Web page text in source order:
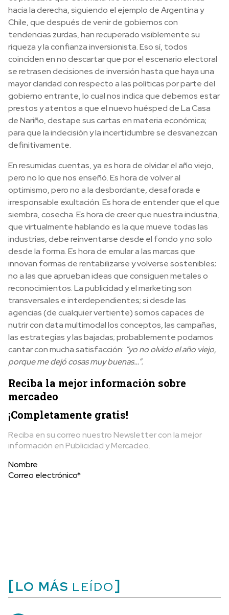
hacia la derecha, siguiendo el ejemplo de Argentina y
Chile, que después de venir de gobiernos con
tendencias zurdas, han recuperado visiblemente su
riqueza y la confianza inversionista. Eso sí, todos
coinciden en no descartar que por el escenario electoral
se retrasen decisiones de inversión hasta que haya una
mayor claridad con respecto a las políticas por parte del
gobierno entrante, lo cual nos indica que debemos estar
prestos y atentos a que el nuevo huésped de La Casa
de Nariño, destape sus cartas en materia económica;
para que la indecisión y la incertidumbre se desvanezcan
definitivamente.
En resumidas cuentas, ya es hora de olvidar el año viejo,
pero no lo que nos enseñó. Es hora de volver al
optimismo, pero no a la desbordante, desaforada e
irresponsable exultación. Es hora de entender que el que
siembra, cosecha. Es hora de creer que nuestra industria,
que virtualmente hablando es la que mueve todas las
industrias, debe reinventarse desde el fondo y no solo
desde la forma. Es hora de emular a las marcas que
innovan formas de rentabilizarse y volverse sostenibles;
no a las que aprueban ideas que consiguen metales o
reconocimientos. La publicidad y el marketing son
transversales e interdependientes; si desde las
agencias (de cualquier vertiente) somos capaces de
nutrir con data multimodal los conceptos, las campañas,
las estrategias y las bajadas; probablemente podamos
cantar con mucha satisfacción: “yo no olvido el año viejo,
porque me dejó cosas muy buenas…”.
Reciba la mejor información sobre
mercadeo
¡Completamente gratis!
Reciba en su correo nuestro Newsletter con la mejor
información en Publicidad y Mercadeo.
Nombre
Correo electrónico*
LO MÁS LEÍDO